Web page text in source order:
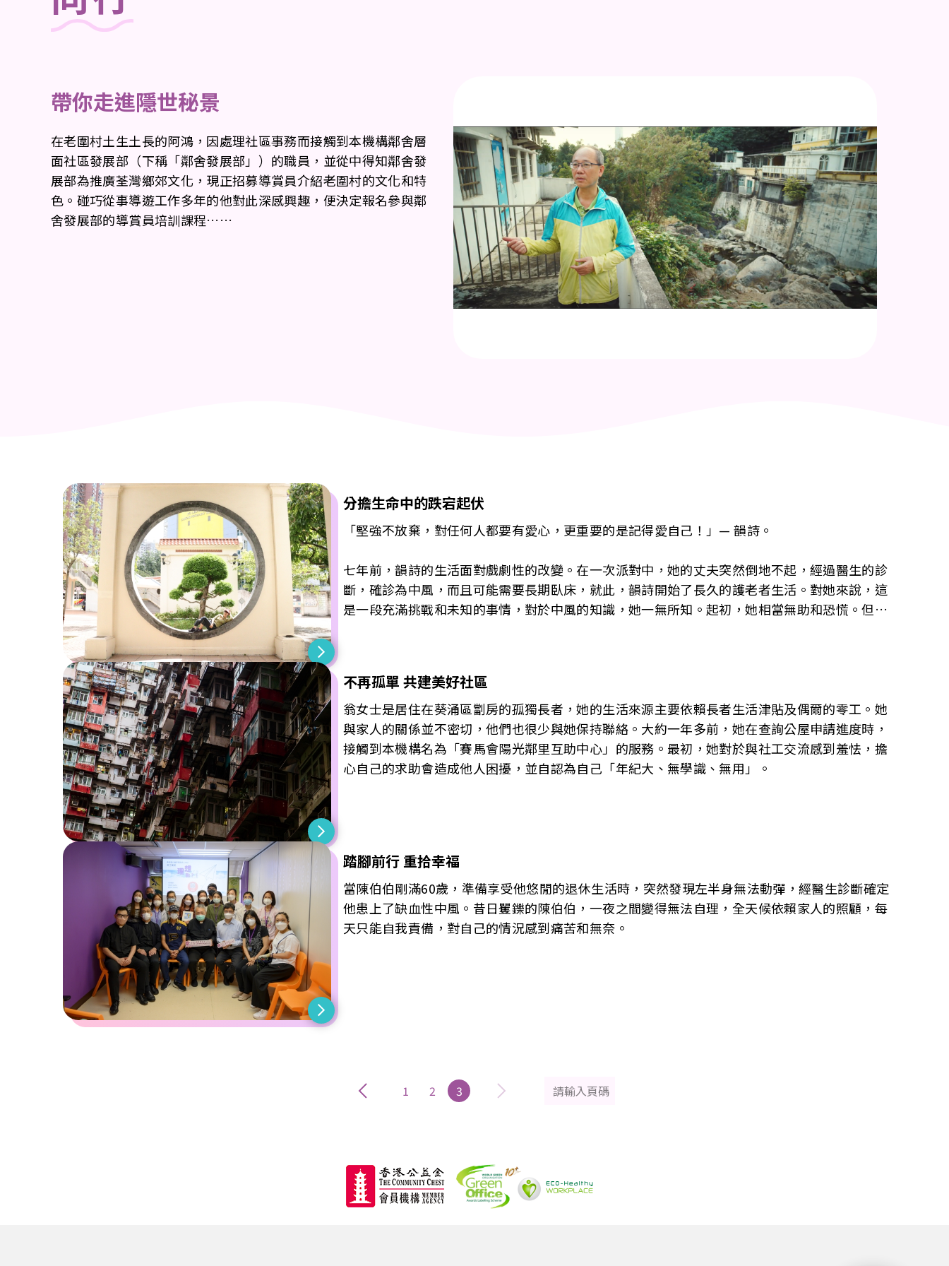
帶你走進隱世秘景
在老圍村土生土長的阿鴻，因處理社區事務而接觸到本機構鄰舍層
面社區發展部（下稱「鄰舍發展部」）的職員，並從中得知鄰舍發
展部為推廣荃灣鄉郊文化，現正招募導賞員介紹老圍村的文化和特
色。碰巧從事導遊工作多年的他對此深感興趣，便決定報名參與鄰
舍發展部的導賞員培訓課程……
分擔生命中的跌宕起伏
「堅強不放棄，對任何人都要有愛心，更重要的是記得愛自己！」— 韻詩。
七年前，韻詩的生活面對戲劇性的改變。在一次派對中，她的丈夫突然倒地不起，經過醫生的診
斷，確診為中風，而且可能需要長期臥床，就此，韻詩開始了長久的護老者生活。對她來說，這
是一段充滿挑戰和未知的事情，對於中風的知識，她一無所知。起初，她相當無助和恐慌。但
不再孤單 共建美好社區
翁女士是居住在葵涌區劏房的孤獨長者，她的生活來源主要依賴長者生活津貼及偶爾的零工。她
與家人的關係並不密切，他們也很少與她保持聯絡。大約一年多前，她在查詢公屋申請進度時，
接觸到本機構名為「賽馬會陽光鄰里互助中心」的服務。最初，她對於與社工交流感到羞怯，擔
心自己的求助會造成他人困擾，並自認為自己「年紀大、無學識、無用」。
踏腳前行 重拾幸福
當陳伯伯剛滿60歲，準備享受他悠閒的退休生活時，突然發現左半身無法動彈，經醫生診斷確定
他患上了缺血性中風。昔日矍鑠的陳伯伯，一夜之間變得無法自理，全天候依賴家人的照顧，每
天只能自我責備，對自己的情況感到痛苦和無奈。
1 2 3